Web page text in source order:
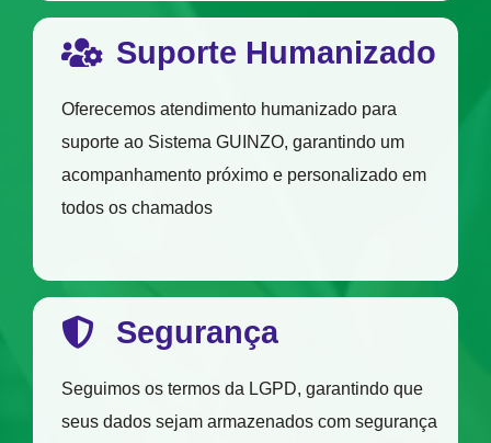
Suporte Humanizado
Oferecemos atendimento humanizado para
suporte ao Sistema GUINZO, garantindo um
acompanhamento próximo e personalizado em
todos os chamados
Segurança
Seguimos os termos da LGPD, garantindo que
seus dados sejam armazenados com segurança